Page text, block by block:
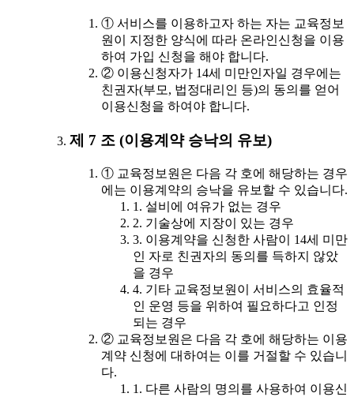
① 서비스를 이용하고자 하는 자는 교육정보
원이 지정한 양식에 따라 온라인신청을 이용
하여 가입 신청을 해야 합니다.
② 이용신청자가 14세 미만인자일 경우에는
친권자(부모, 법정대리인 등)의 동의를 얻어
이용신청을 하여야 합니다.
제 7 조 (이용계약 승낙의 유보)
① 교육정보원은 다음 각 호에 해당하는 경우
에는 이용계약의 승낙을 유보할 수 있습니다.
1. 설비에 여유가 없는 경우
2. 기술상에 지장이 있는 경우
3. 이용계약을 신청한 사람이 14세 미만
인 자로 친권자의 동의를 득하지 않았
을 경우
4. 기타 교육정보원이 서비스의 효율적
인 운영 등을 위하여 필요하다고 인정
되는 경우
② 교육정보원은 다음 각 호에 해당하는 이용
계약 신청에 대하여는 이를 거절할 수 있습니
다.
1. 다른 사람의 명의를 사용하여 이용신